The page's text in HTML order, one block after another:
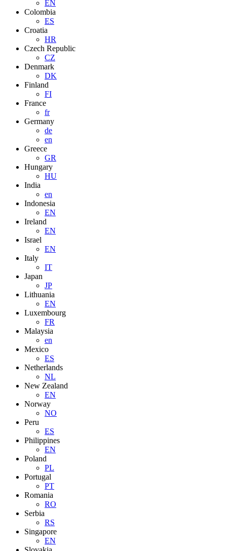
EN
Colombia
ES
Croatia
HR
Czech Republic
CZ
Denmark
DK
Finland
FI
France
fr
Germany
de
en
Greece
GR
Hungary
HU
India
en
Indonesia
EN
Ireland
EN
Israel
EN
Italy
IT
Japan
JP
Lithuania
EN
Luxembourg
FR
Malaysia
en
Mexico
ES
Netherlands
NL
New Zealand
EN
Norway
NO
Peru
ES
Philippines
EN
Poland
PL
Portugal
PT
Romania
RO
Serbia
RS
Singapore
EN